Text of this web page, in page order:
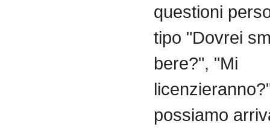
questioni
tipo "Dovrei
bere?", "Mi
possiamo